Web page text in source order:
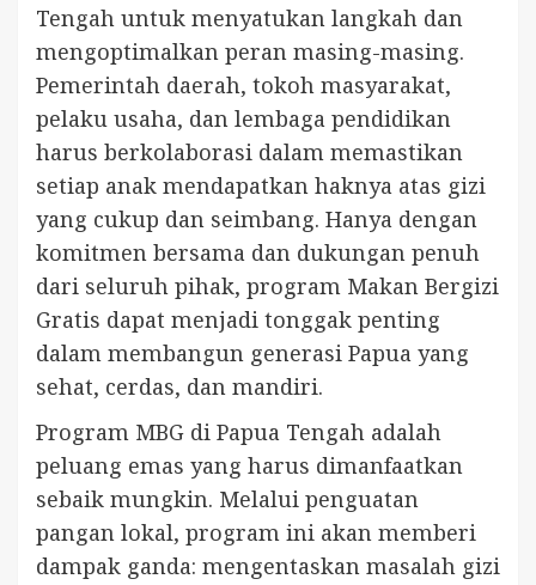
Tengah untuk menyatukan langkah dan
mengoptimalkan peran masing-masing.
Pemerintah daerah, tokoh masyarakat,
pelaku usaha, dan lembaga pendidikan
harus berkolaborasi dalam memastikan
setiap anak mendapatkan haknya atas gizi
yang cukup dan seimbang. Hanya dengan
komitmen bersama dan dukungan penuh
dari seluruh pihak, program Makan Bergizi
Gratis dapat menjadi tonggak penting
dalam membangun generasi Papua yang
sehat, cerdas, dan mandiri.
Program MBG di Papua Tengah adalah
peluang emas yang harus dimanfaatkan
sebaik mungkin. Melalui penguatan
pangan lokal, program ini akan memberi
dampak ganda: mengentaskan masalah gizi